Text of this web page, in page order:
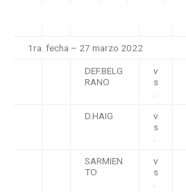
1ra. fecha – 27 marzo 2022
DEF.BELG
RANO
v
s
.
D.HAIG
v
s
.
SARMIEN
TO
v
s
.